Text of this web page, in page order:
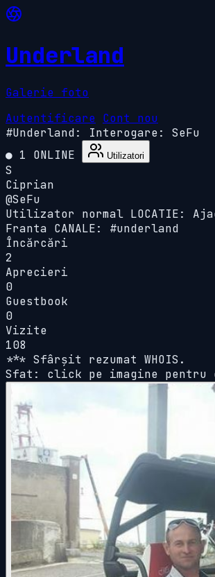
Underland
Galerie foto
Autentificare Cont nou
#Underland:
Interogare: SeFu
● 1 ONLINE
Utilizatori
S
Ciprian
@SeFu
Utilizator normal LOCATIE:
Franta CANALE: #underland
Încărcări
2
Aprecieri
0
Guestbook
0
Vizite
108
*** Sfârșit rezumat WHOIS.
Sfat: click pe imagine